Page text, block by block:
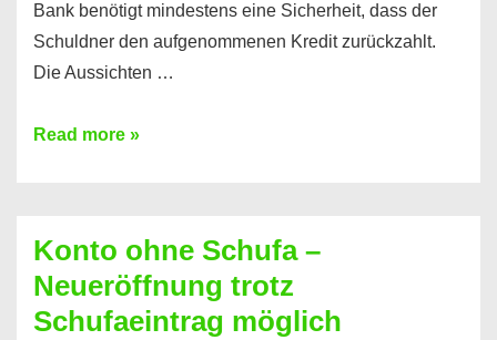
Bank benötigt mindestens eine Sicherheit, dass der
Schuldner den aufgenommenen Kredit zurückzahlt.
Die Aussichten …
Mit
Sie
einen
Kredit
Read more »
Konto ohne Schufa –
Neueröffnung trotz
Schufaeintrag möglich